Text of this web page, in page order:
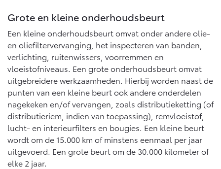
Grote en kleine onderhoudsbeurt
Een kleine onderhoudsbeurt omvat onder andere olie-
en oliefiltervervanging, het inspecteren van banden,
verlichting, ruitenwissers, voorremmen en
vloeistofniveaus. Een grote onderhoudsbeurt omvat
uitgebreidere werkzaamheden. Hierbij worden naast de
punten van een kleine beurt ook andere onderdelen
nagekeken en/of vervangen, zoals distributieketting (of
distributieriem, indien van toepassing), remvloeistof,
lucht- en interieurfilters en bougies. Een kleine beurt
wordt om de 15.000 km of minstens eenmaal per jaar
uitgevoerd. Een grote beurt om de 30.000 kilometer of
elke 2 jaar.